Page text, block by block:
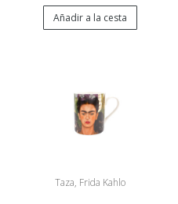
Añadir a la cesta
Taza, Frida Kahlo